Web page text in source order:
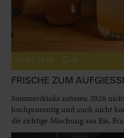
01.07.2026 0
FRISCHE ZUM
Sommerdrinks müssen 2026
hochprozentig und auch nicht
die richtige Mischung aus Eis,